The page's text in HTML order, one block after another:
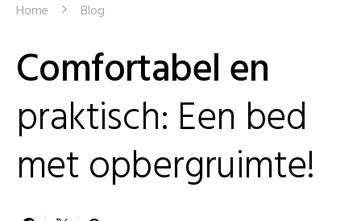
Home Blog
Comfortabel en
praktisch: Een bed
met opbergruimte!